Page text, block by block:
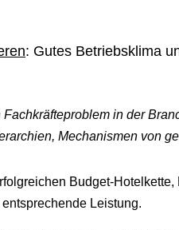
: Gutes Betriebsklima
in der
Mechanismen von
Budget-
Leistung.